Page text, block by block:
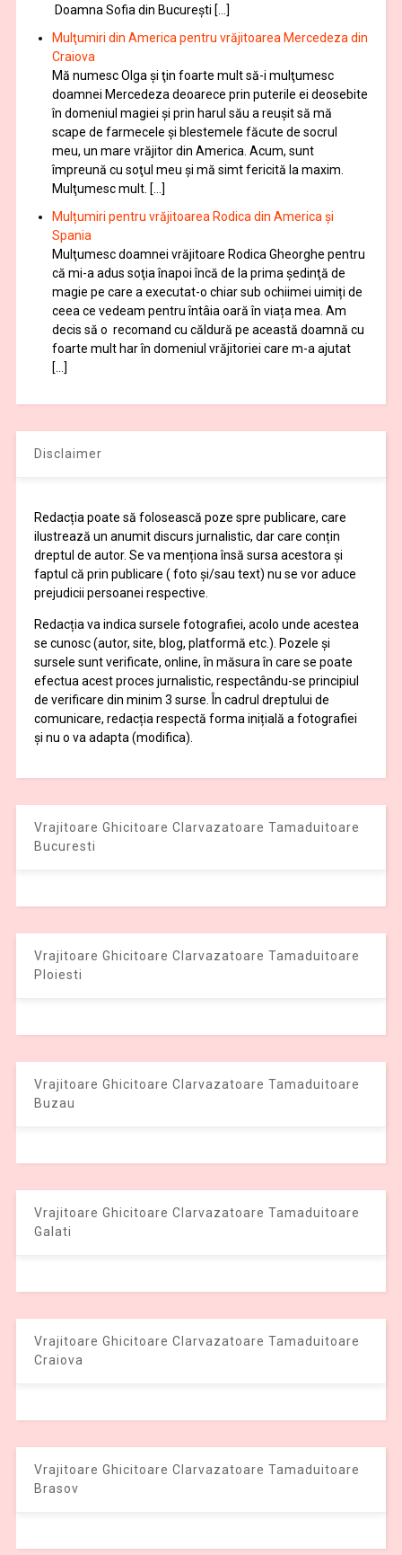
Doamna Sofia din București […]
Mulţumiri din America pentru vrăjitoarea Mercedeza din
Craiova
Mă numesc Olga şi ţin foarte mult să-i mulţumesc
doamnei Mercedeza deoarece prin puterile ei deosebite
în domeniul magiei şi prin harul său a reuşit să mă
scape de farmecele şi blestemele făcute de socrul
meu, un mare vrăjitor din America. Acum, sunt
împreună cu soţul meu şi mă simt fericită la maxim.
Mulţumesc mult. […]
Mulțumiri pentru vrăjitoarea Rodica din America și
Spania
Mulţumesc doamnei vrăjitoare Rodica Gheorghe pentru
că mi-a adus soţia înapoi încă de la prima şedinţă de
magie pe care a executat-o chiar sub ochiimei uimiți de
ceea ce vedeam pentru întâia oară în viața mea. Am
decis să o recomand cu căldură pe această doamnă cu
foarte mult har în domeniul vrăjitoriei care m-a ajutat
[…]
Disclaimer
Redacția poate să folosească poze spre publicare, care
ilustrează un anumit discurs jurnalistic, dar care conțin
dreptul de autor. Se va menționa însă sursa acestora și
faptul că prin publicare ( foto și/sau text) nu se vor aduce
prejudicii persoanei respective.
Redacția va indica sursele fotografiei, acolo unde acestea
se cunosc (autor, site, blog, platformă etc.). Pozele și
sursele sunt verificate, online, în măsura în care se poate
efectua acest proces jurnalistic, respectându-se principiul
de verificare din minim 3 surse. În cadrul dreptului de
comunicare, redacția respectă forma inițială a fotografiei
și nu o va adapta (modifica).
Vrajitoare Ghicitoare Clarvazatoare Tamaduitoare
Bucuresti
Vrajitoare Ghicitoare Clarvazatoare Tamaduitoare
Ploiesti
Vrajitoare Ghicitoare Clarvazatoare Tamaduitoare
Buzau
Vrajitoare Ghicitoare Clarvazatoare Tamaduitoare
Galati
Vrajitoare Ghicitoare Clarvazatoare Tamaduitoare
Craiova
Vrajitoare Ghicitoare Clarvazatoare Tamaduitoare
Brasov